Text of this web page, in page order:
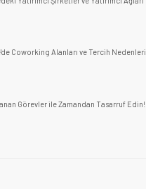
Coworking Alanları ve Tercih Nedenleri
Görevler ile Zamandan Tasarruf Edin!